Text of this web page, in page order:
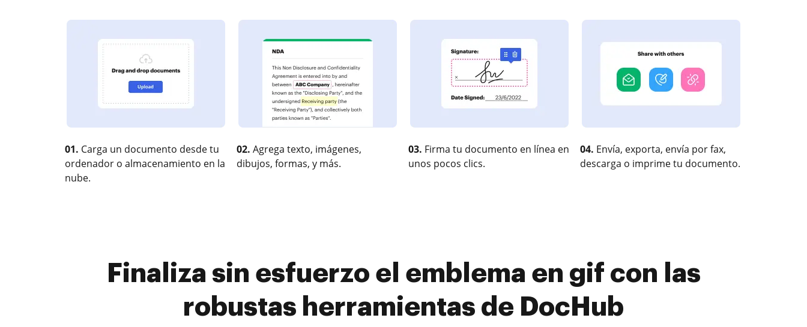
01. Carga un documento desde tu
ordenador o almacenamiento en la
nube.
02. Agrega texto, imágenes,
dibujos, formas, y más.
03. Firma tu documento en línea en
unos pocos clics.
04. Envía, exporta, envía por fax,
descarga o imprime tu documento.
Finaliza sin esfuerzo el emblema en gif con las
robustas herramientas de DocHub